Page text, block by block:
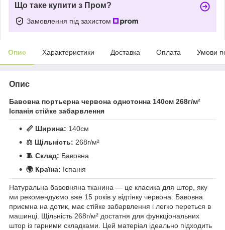
Що таке купити з Пром?
Замовлення під захистом
Опис Характеристики Доставка Оплата Умови
Опис
Бавовна портьєрна червона однотонна 140см 268г/м²
Іспанія стійке забарвлення
📏 Ширина: 140см
⚖️ Щільність: 268г/м²
🧵 Склад: Бавовна
🌍 Країна: Іспанія
Натуральна бавовняна тканина — це класика для штор, яку
ми рекомендуємо вже 15 років у відтінку червона. Бавовна
приємна на дотик, має стійке забарвлення і легко переться в
машинці. Щільність 268г/м² достатня для функціональних
штор із гарними складками. Цей матеріал ідеально підходить